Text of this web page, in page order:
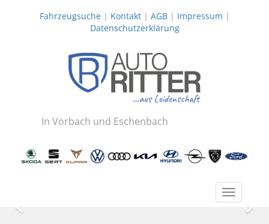
Fahrzeugsuche| Kontakt| AGB| Impressum |
Datenschutzerklärung
In Vorbach und Eschenbach
Toggle
Zurück